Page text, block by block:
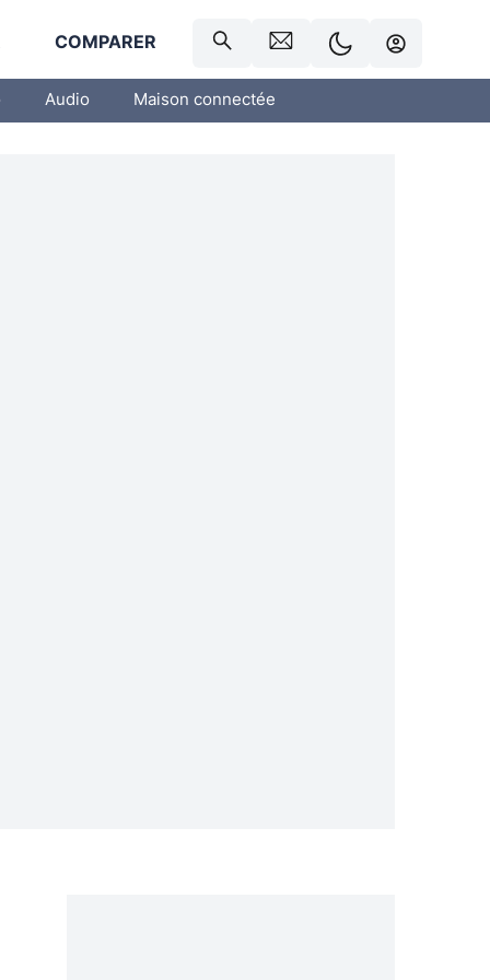
COMPARER
Audio Maison connectée